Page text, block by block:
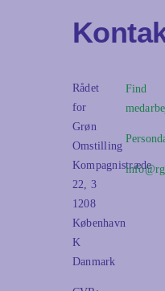
Rådet
for
Grøn
Omstilling
Kompagnistræde
22, 3
1208
København
K
Danmark
Find